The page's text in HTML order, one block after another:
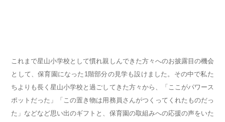
これまで星山小学校として慣れ親しんできた方々へのお披露目の機会
として、保育園になった1階部分の見学も設けました。その中で私た
ちよりも長く星山小学校と過ごしてきた方々から、「ここがパワース
ポットだった」「この置き物は用務員さんがつくってくれたものだっ
た」などなど思い出のギフトと、保育園の取組みへの応援の声をいた